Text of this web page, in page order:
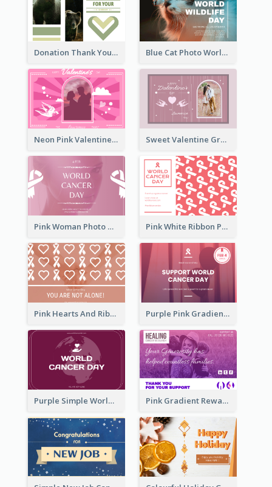
Donation Thank You Card Blue Cat Photo World Wildlife Day Greeting Card
Neon Pink Valentine Greeting Card Design Ideas Sweet Valentine Greeting Card Design Ideas
Pink Woman Photo World Cancer Day Greeting Card Pink White Ribbon Patterns World Cancer Day Greeting Card
Pink Hearts And Ribbon Patterns World Cancer Day Greeting Card Purple Pink Gradient World Cancer Day Greeting Card
Purple Simple World Cancer Day Greeting Card Pink Gradient Reward For Donation Card Design